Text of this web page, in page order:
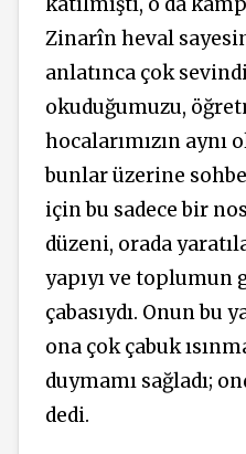
Zinarîn heval
anlatınca çok
okuduğumuzu,
hocalarımızın
bunlar üzerine
için bu sadece bir
düzeni, orada
yapıyı ve
çabasıydı. Onun bu
ona çok çabuk
duymamı sağladı;
dedi.